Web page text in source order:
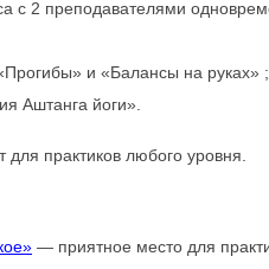
с 2 преподавателями
и «Балансы на руках» ;
Аштанга йоги».
практиков любого уровня.
— приятное место для